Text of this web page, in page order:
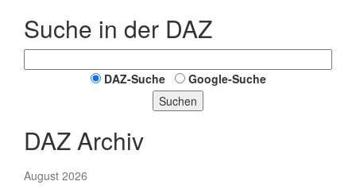
Suche in der DAZ
DAZ-Suche
Google-Suche
Suchen
DAZ Archiv
August 2026